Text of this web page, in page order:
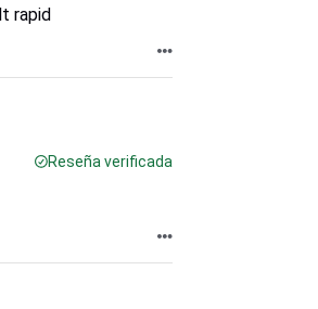
rapid
Reseña verificada